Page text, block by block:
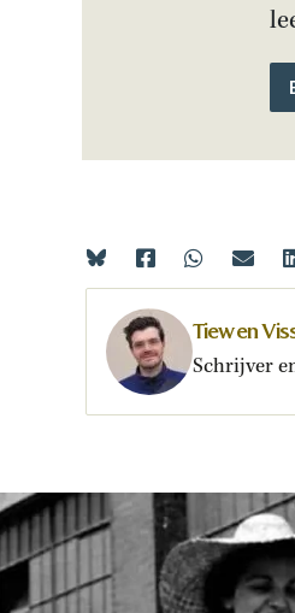
Tiewen
Schrijver